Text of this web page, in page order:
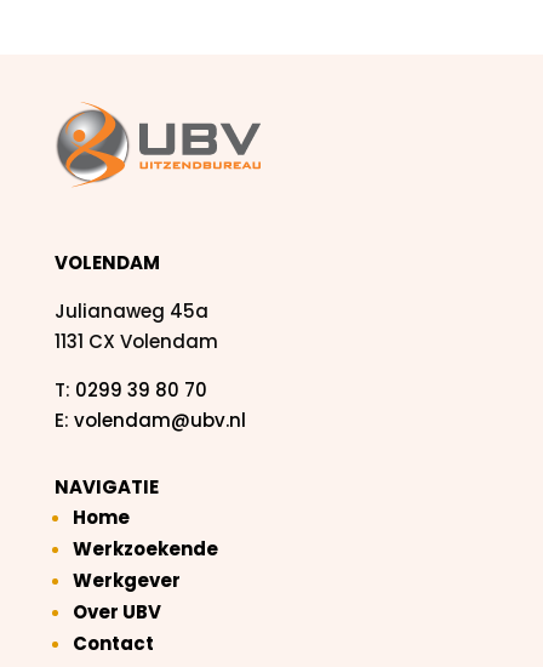
VOLENDAM
Julianaweg 45a
1131 CX Volendam
T: 0299 39 80 70
E: volendam@ubv.nl
NAVIGATIE
Home
Werkzoekende
Werkgever
Over UBV
Contact